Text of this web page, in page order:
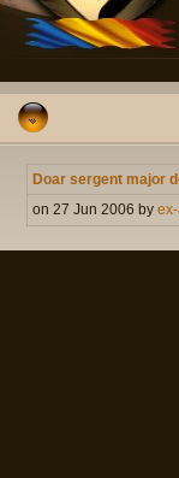
Doar sergent major
on 27 Jun 2006 by